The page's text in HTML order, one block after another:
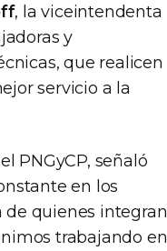
, la viceintendenta
y
que realicen
servicio a la
PNGyCP, señaló
en los
de quienes integran
trabajando en